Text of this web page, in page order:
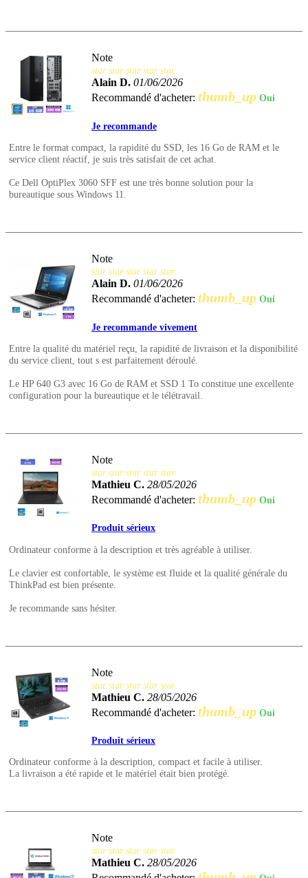
Note
star star star star star
Alain D. 01/06/2026
Recommandé d'acheter: thumb_up Oui
Je recommande
Entre le format compact, la rapidité du SSD, les 16 Go de RAM et le
service client réactif, je suis très satisfait de cet achat.
Ce Dell OptiPlex 3060 SFF est une très bonne solution pour la
bureautique sous Windows 11.
Note
star star star star star
Alain D. 01/06/2026
Recommandé d'acheter: thumb_up Oui
Je recommande vivement
Entre la qualité du matériel reçu, la rapidité de livraison et la disponibilité
du service client, tout s est parfaitement déroulé.
Le HP 640 G3 avec 16 Go de RAM et SSD 1 To constitue une excellente
configuration pour la bureautique et le télétravail.
Note
star star star star star
Mathieu C. 28/05/2026
Recommandé d'acheter: thumb_up Oui
Produit sérieux
Ordinateur conforme à la description et très agréable à utiliser.
Le clavier est confortable, le système est fluide et la qualité générale du
ThinkPad est bien présente.
Je recommande sans hésiter.
Note
star star star star star
Mathieu C. 28/05/2026
Recommandé d'acheter: thumb_up Oui
Produit sérieux
Ordinateur conforme à la description, compact et facile à utiliser.
La livraison a été rapide et le matériel était bien protégé.
Note
star star star star star
Mathieu C. 28/05/2026